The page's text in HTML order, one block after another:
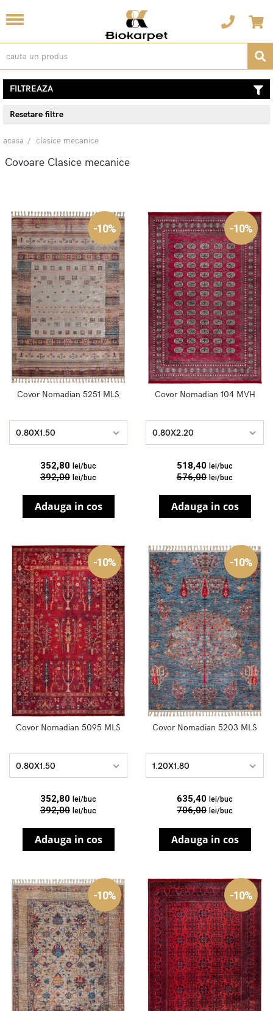
FILTREAZA
Resetare filtre
acasa clasice mecanice
Covoare Clasice mecanice
-10%
Covor Nomadian 5251 MLS
0.80X1.50
352,80 lei/buc
392,00 lei/buc
Adauga in cos
-10%
Covor Nomadian 104 MVH
0.80X2.20
518,40 lei/buc
576,00 lei/buc
Adauga in cos
-10%
Covor Nomadian 5095 MLS
0.80X1.50
352,80 lei/buc
392,00 lei/buc
Adauga in cos
-10%
Covor Nomadian 5203 MLS
1.20X1.80
635,40 lei/buc
706,00 lei/buc
Adauga in cos
-10% -10%